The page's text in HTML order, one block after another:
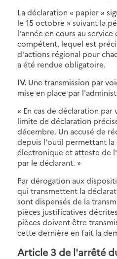
La déclaration « papier »
le 15 octobre » suivant la
l'année en cours au
compétent, lequel est
d'actions régional pour
a été rendue obligatoire.
IV. Une transmission par
mise en place par
« En cas de déclaration
limite de déclaration
décembre. Un accusé de
depuis l'outil permettant la
électronique et atteste de
par le déclarant. »
Par dérogation aux
qui transmettent la
sont dispensés de la
pièces justificatives
pièces doivent être
cette dernière en fait la
Article 3 de l'arrêté